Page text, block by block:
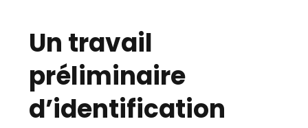
Un travail
préliminaire
d’identification